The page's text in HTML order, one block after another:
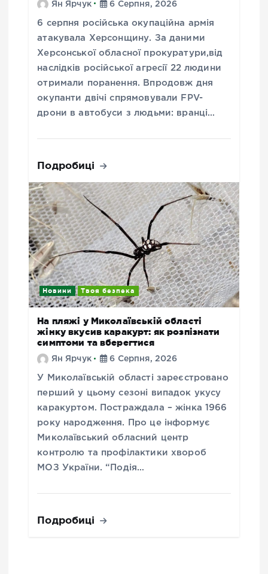
Ян Ярчук 6 Серпня, 2026
6 серпня російська окупаційна армія
атакувала Херсонщину. За даними
Херсонської обласної прокуратури,від
наслідків російської агресії 22 людини
отримали поранення. Впродовж дня
окупанти двічі спрямовували FPV-
дрони в автобуси з людьми: вранці…
Подробиці
Новини Твоя безпека
На пляжі у Миколаївській області
жінку вкусив каракурт: як розпізнати
симптоми та вберегтися
Ян Ярчук 6 Серпня, 2026
У Миколаївській області зареєстровано
перший у цьому сезоні випадок укусу
каракуртом. Постраждала – жінка 1966
року народження. Про це інформує
Миколаївський обласний центр
контролю та профілактики хвороб
МОЗ України. “Подія…
Подробиці